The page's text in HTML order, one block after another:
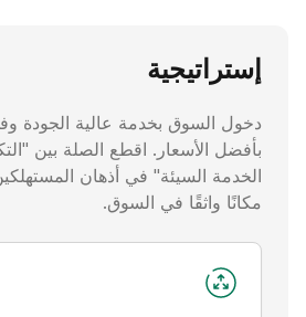
تحت إدارة الثقة إلى ربح ثابت، ثم قمنا
اللازمة للتدريب في الشركة. لقد نجحنا
عدد موظفي الشركة.
2020-2021
لقد نجحنا في احتلال قطاعات مختلفة
إستراتيجية
دخول السوق بخدمة عالية الجودة
بأفضل الأسعار. اقطع الصلة بين
الخدمة السيئة" في أذهان
مكانًا واثقًا في السوق.